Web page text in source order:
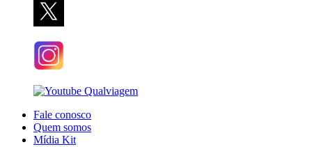
Fale conosco
Quem somos
Mídia Kit